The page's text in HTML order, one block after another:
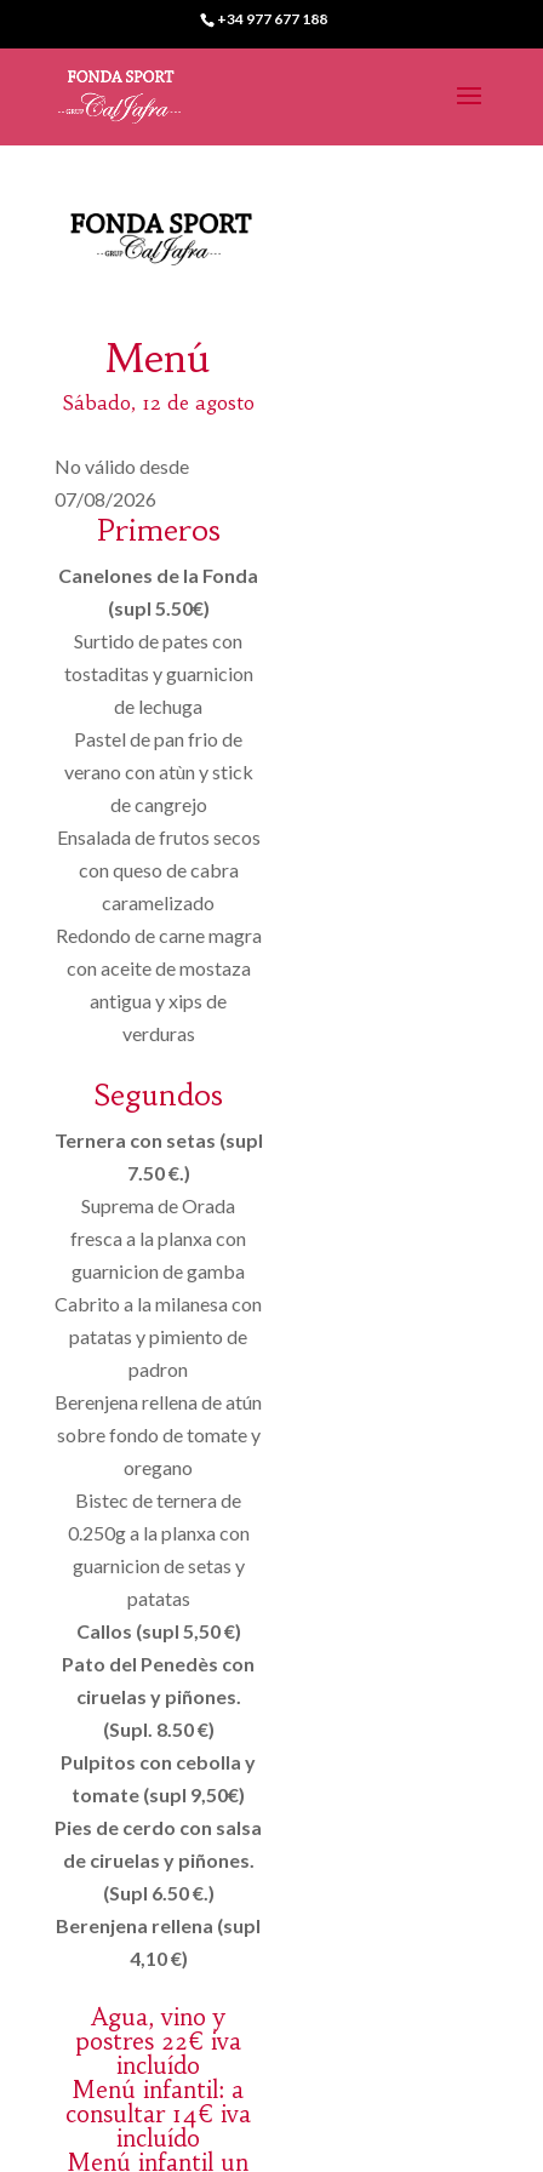
+34 977 677 188
Menú
Sábado, 12 de agosto
No válido desde
07/08/2026
Primeros
Canelones de la Fonda
(supl 5.50€)
Surtido de pates con
tostaditas y guarnicion
de lechuga
Pastel de pan frio de
verano con atùn y stick
de cangrejo
Ensalada de frutos secos
con queso de cabra
caramelizado
Redondo de carne magra
con aceite de mostaza
antigua y xips de
verduras
Segundos
Ternera con setas (supl
7.50 €.)
Suprema de Orada
fresca a la planxa con
guarnicion de gamba
Cabrito a la milanesa con
patatas y pimiento de
padron
Berenjena rellena de atún
sobre fondo de tomate y
oregano
Bistec de ternera de
0.250g a la planxa con
guarnicion de setas y
patatas
Callos (supl 5,50 €)
Pato del Penedès con
ciruelas y piñones.
(Supl. 8.50 €)
Pulpitos con cebolla y
tomate (supl 9,50€)
Pies de cerdo con salsa
de ciruelas y piñones.
(Supl 6.50 €.)
Berenjena rellena (supl
4,10 €)
Agua, vino y
postres 22€ iva
incluído
Menú infantil: a
consultar 14€ iva
incluído
Menú infantil un